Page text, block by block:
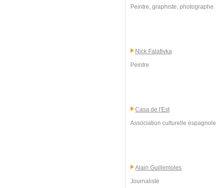
Peintre, graphiste, photographe
Nick Falafivka
Peintre
Casa de l'Est
Association culturelle
Alain Guillemoles
Journaliste